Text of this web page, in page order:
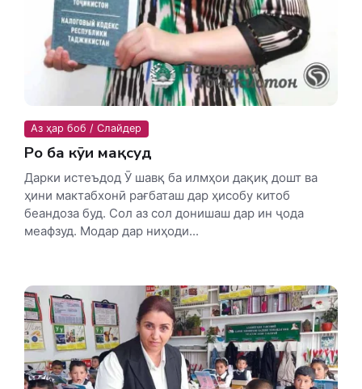
Аз ҳар боб / Слайдер
Роҳ ба кӯи мақсуд
Дарки истеъдод Ӯ шавқ ба илмҳои дақиқ дошт ва
ҳини мактабхонӣ рағбаташ дар ҳисобу китоб
беандоза буд. Сол аз сол донишаш дар ин ҷода
меафзуд. Модар дар ниҳоди...